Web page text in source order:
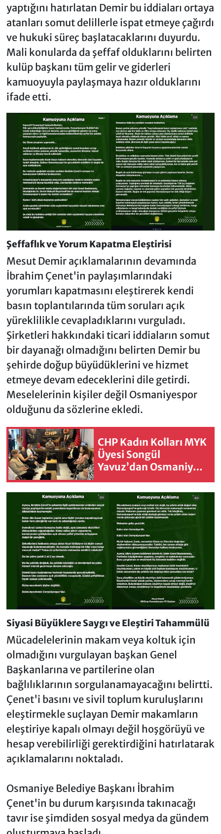
yaptığını hatırlatan Demir bu iddiaları ortaya
atanları somut delillerle ispat etmeye çağırdı
ve hukuki süreç başlatacaklarını duyurdu.
Mali konularda da şeffaf olduklarını belirten
kulüp başkanı tüm gelir ve giderleri
kamuoyuyla paylaşmaya hazır olduklarını
ifade etti.
Şeffaflık ve Yorum Kapatma Eleştirisi
Mesut Demir açıklamalarının devamında
İbrahim Çenet'in paylaşımlarındaki
yorumları kapatmasını eleştirerek kendi
basın toplantılarında tüm soruları açık
yüreklilikle cevapladıklarını vurguladı.
Şirketleri hakkındaki ticari iddiaların somut
bir dayanağı olmadığını belirten Demir bu
şehirde doğup büyüdüklerini ve hizmet
etmeye devam edeceklerini dile getirdi.
Meselelerinin kişiler değil Osmaniyespor
olduğunu da sözlerine ekledi.
CHP Kadın Kolları MYK
Üyesi Songül
Yavuz’dan Osmaniye İl
Başkanlığına Ziyaret
Siyasi Büyüklere Saygı ve Eleştiri Tahammülü
Mücadelelerinin makam veya koltuk için
olmadığını vurgulayan başkan Genel
Başkanlarına ve partilerine olan
bağlılıklarının sorgulanamayacağını belirtti.
Çenet'i basını ve sivil toplum kuruluşlarını
eleştirmekle suçlayan Demir makamların
eleştiriye kapalı olmayı değil hoşgörüyü ve
hesap verebilirliği gerektirdiğini hatırlatarak
açıklamalarını noktaladı.
Osmaniye Belediye Başkanı İbrahim
Çenet'in bu durum karşısında takınacağı
tavır ise şimdiden sosyal medya da gündem